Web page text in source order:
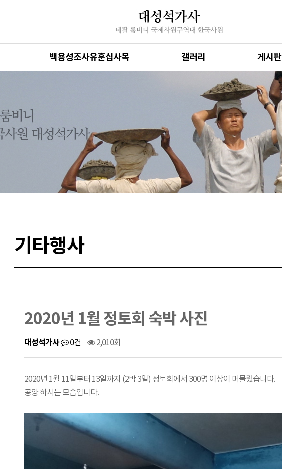
백용성조사유훈십사목 갤러리 게시판
기타행사
2020년 1월 정토회 숙박 사진
대성석가사 0건 2,010회
2020년 1월 11일부터 13일까지 (2박 3일) 정토회에서 300명 이상이 머물렀습니다.
공양 하시는 모습입니다.